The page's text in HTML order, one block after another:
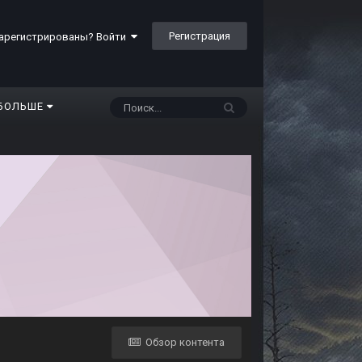
Войти Регистрация
Обзор контента